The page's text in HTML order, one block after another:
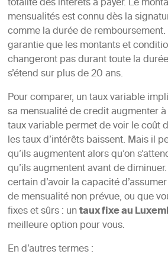
mensualités est connu dès la
comme la durée de
garantie que les montants et
changeront pas durant toute la
s’étend sur plus de 20 ans.
Pour comparer, un taux variable
sa mensualité de credit augmenter à
taux variable permet de voir le coût
les taux d’intérêts baissent. Mais il
qu’ils augmentent alors qu’on
qu’ils augmentent avant de
certain d’avoir la capacité
de mensualité non prévue, ou que
fixes et sûrs : untaux fixe au
meilleure option pour vous.
En d’autres termes :